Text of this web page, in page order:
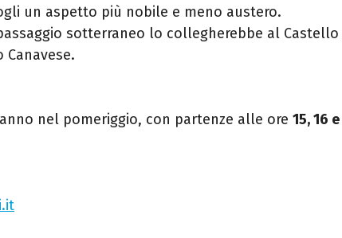
un aspetto più nobile e meno austero.
sotterraneo lo collegherebbe al Castello
Canavese.
nel pomeriggio, con partenze alle ore 15, 16 e